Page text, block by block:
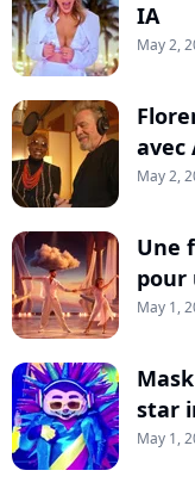
IA
May 2,
avec
May 2,
Une
pour
May 1,
star
May 1,